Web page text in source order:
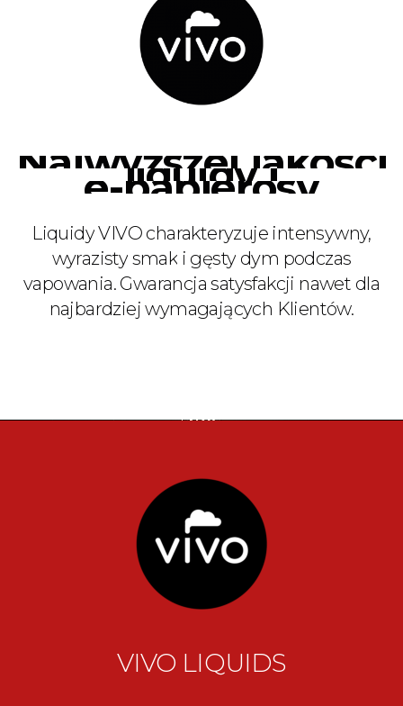
Najwyższej jakości
liquidy i
e-papierosy
LiquidyVIVO charakteryzuje intensywny,
wyrazisty smak i gęsty dym podczas
vapowania. Gwarancja satysfakcji nawet dla
najbardziej wymagających Klientów.
VIVO LIQUIDS